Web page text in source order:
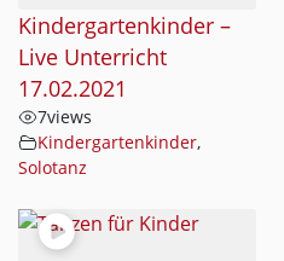
Kindergartenkinder –
Live Unterricht
17.02.2021
7views
Kindergartenkinder,
Solotanz